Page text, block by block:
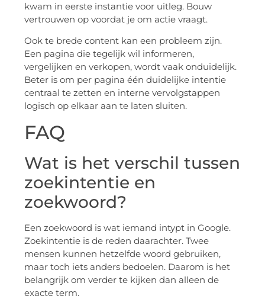
kwam in eerste instantie voor uitleg. Bouw
vertrouwen op voordat je om actie vraagt.
Ook te brede content kan een probleem zijn.
Een pagina die tegelijk wil informeren,
vergelijken en verkopen, wordt vaak onduidelijk.
Beter is om per pagina één duidelijke intentie
centraal te zetten en interne vervolgstappen
logisch op elkaar aan te laten sluiten.
FAQ
Wat is het verschil tussen
zoekintentie en
zoekwoord?
Een zoekwoord is wat iemand intypt in Google.
Zoekintentie is de reden daarachter. Twee
mensen kunnen hetzelfde woord gebruiken,
maar toch iets anders bedoelen. Daarom is het
belangrijk om verder te kijken dan alleen de
exacte term.